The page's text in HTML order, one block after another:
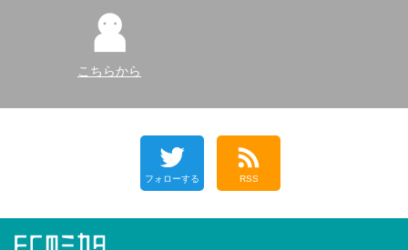
こちらから
フォローする RSS